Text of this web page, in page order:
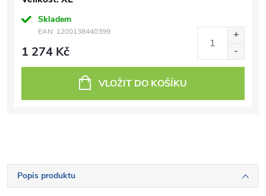
Skladem
EAN: 1200138440399
1 274 Kč
VLOŽIT DO KOŠÍKU
Popis produktu